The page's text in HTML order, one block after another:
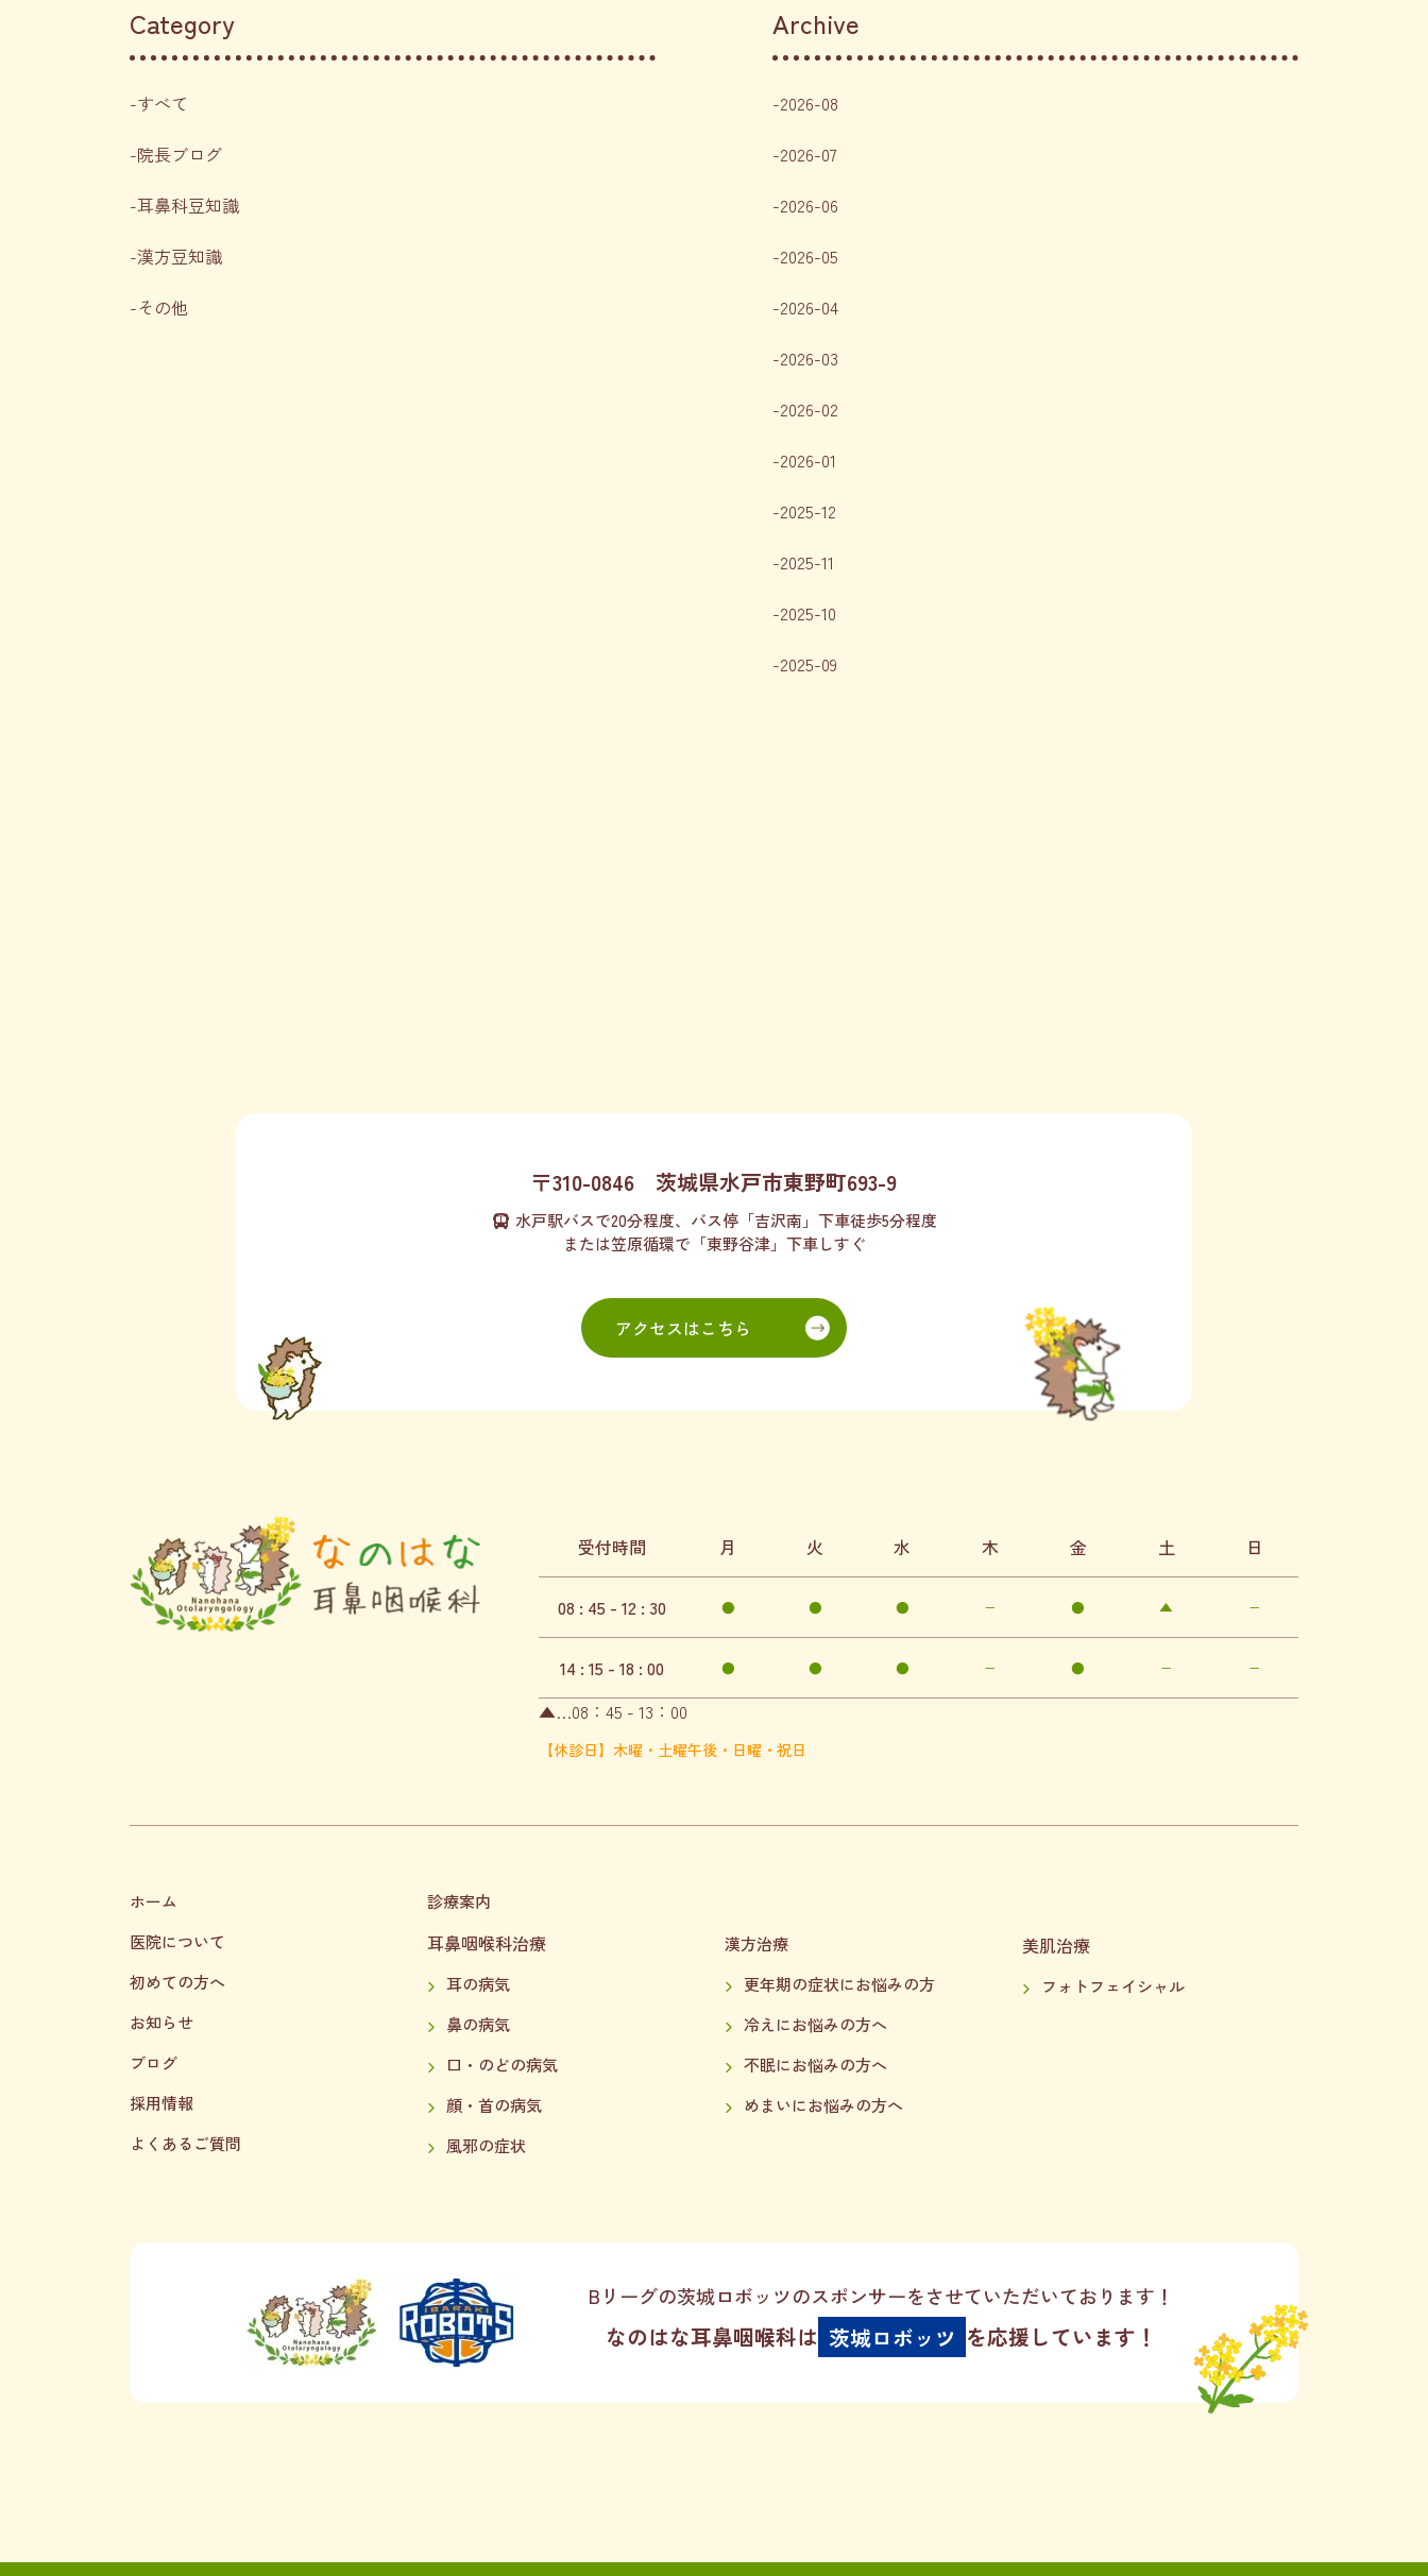
Category
すべて
院長ブログ
耳鼻科豆知識
漢方豆知識
その他
Archive
2026-08
2026-07
2026-06
2026-05
2026-04
2026-03
2026-02
2026-01
2025-12
2025-11
2025-10
2025-09
〒310-0846 茨城県水戸市東野町693-9
水戸駅バスで20分程度、 バス停「吉沢南」下車徒歩5分程度
または笠原循環で「東野谷津」下車しすぐ
アクセスはこちら
受付時間 月 火 水 木 金 土 日
08 : 45 - 12 : 30 ● ● ● − ● ▲ −
14 : 15 - 18 : 00 ● ● ● − ● − −
▲…08：45 - 13：00
【休診日】木曜・土曜午後・日曜・祝日
ホーム
医院について
初めての方へ
お知らせ
ブログ
採用情報
よくあるご質問
診療案内
耳鼻咽喉科治療
耳の病気
鼻の病気
口・のどの病気
顔・首の病気
風邪の症状
漢方治療
更年期の症状にお悩みの方
冷えにお悩みの方へ
不眠にお悩みの方へ
めまいにお悩みの方へ
美肌治療
フォトフェイシャル
Bリーグの茨城ロボッツのスポンサーをさせていただいております！
なのはな耳鼻咽喉科は 茨城ロボッツ を応援しています！